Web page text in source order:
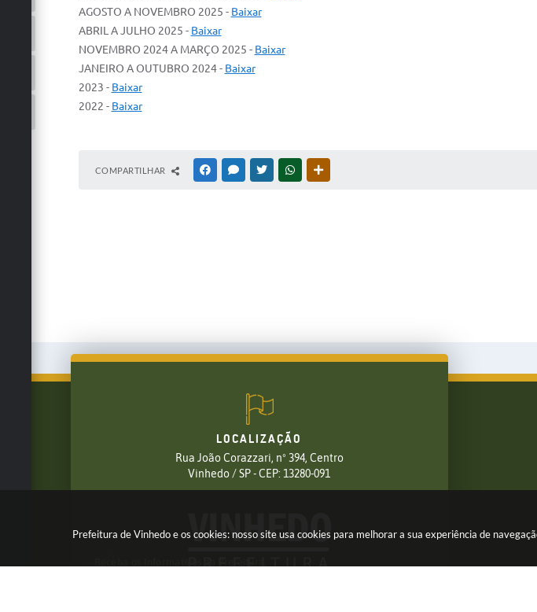
Prefeitura de Vinhedo e os cookies: nosso site usa cookies para melhorar a sua experiência de
AGOSTO A NOVEMBRO 2025 - Baixar
ABRIL A JULHO 2025 - Baixar
NOVEMBRO 2024 A MARÇO 2025 - Baixar
JANEIRO A OUTUBRO 2024 - Baixar
2023 - Baixar
2022 - Baixar
COMPARTILHAR FACEBOOKMESSENGER
TWITTERWHATSAPP
FALE CONOSCO
(19) 3826-7800
LOCALIZAÇÃO
Rua João Corazzari, nº 394, Centro
Vinhedo / SP - CEP: 13280-091